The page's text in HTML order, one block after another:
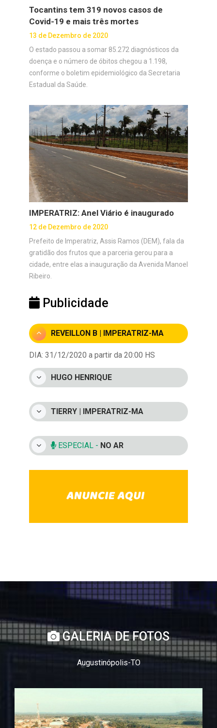
Tocantins tem 319 novos casos de
Covid-19 e mais três mortes
13 de Dezembro de 2020
O estado passou a somar 85.272 diagnósticos da
doença e o número de óbitos chegou a 1.198,
conforme o boletim epidemiológico da Secretaria
Estadual da Saúde.
IMPERATRIZ: Anel Viário é inaugurado
12 de Dezembro de 2020
Prefeito de Imperatriz, Assis Ramos (DEM), fala da
gratidão dos frutos que a parceria gerou para a
cidade, entre elas a inauguração da Avenida Manoel
Ribeiro.
Publicidade
REVEILLON B | IMPERATRIZ-MA
DIA: 31/12/2020 a partir da 20:00 HS
HUGO HENRIQUE
TIERRY | IMPERATRIZ-MA
ESPECIAL - NO AR
GALERIA DE FOTOS
Augustinópolis-TO